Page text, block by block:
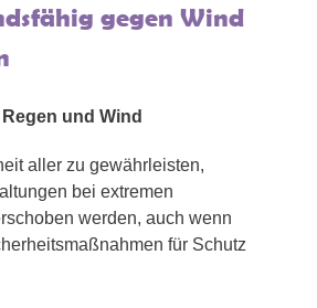
gegen Wind
und Wind
aller zu gewährleisten,
bei extremen
werden, auch wenn
für Schutz